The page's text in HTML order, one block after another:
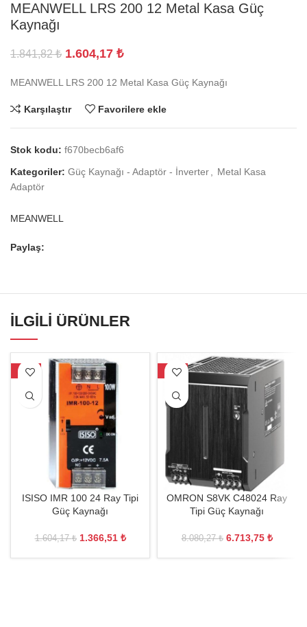
MEANWELL LRS 200 12 Metal Kasa Güç
Kaynağı
1.841,82₺ 1.604,17 ₺
MEANWELL LRS 200 12 Metal Kasa Güç Kaynağı
Karşılaştır Favorilere ekle
Stok kodu: f670becb6af6
Kategoriler: Güç Kaynağı - Adaptör - İnverter
Metal Kasa
Adaptör
MEANWELL
Paylaş:
İLGILI ÜRÜNLER
-15%
ISISO IMR 100 24 Ray Tipi
Güç Kaynağı
1.604,17₺ 1.366,51 ₺
-17%
OMRON S8VK C48024 Ray
Tipi Güç Kaynağı
8.080,27₺ 6.713,75 ₺